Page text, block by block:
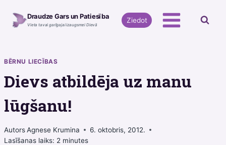
Draudze Gars un Patiesība
Vieta tavai garīgajai izaugsmei Dievā
Ziedot
BĒRNU LIECĪBAS
Dievs atbildēja uz manu
lūgšanu!
AutorsAgnese Krumina
6. oktobris, 2012.
Lasīšanas laiks: 2 minutes